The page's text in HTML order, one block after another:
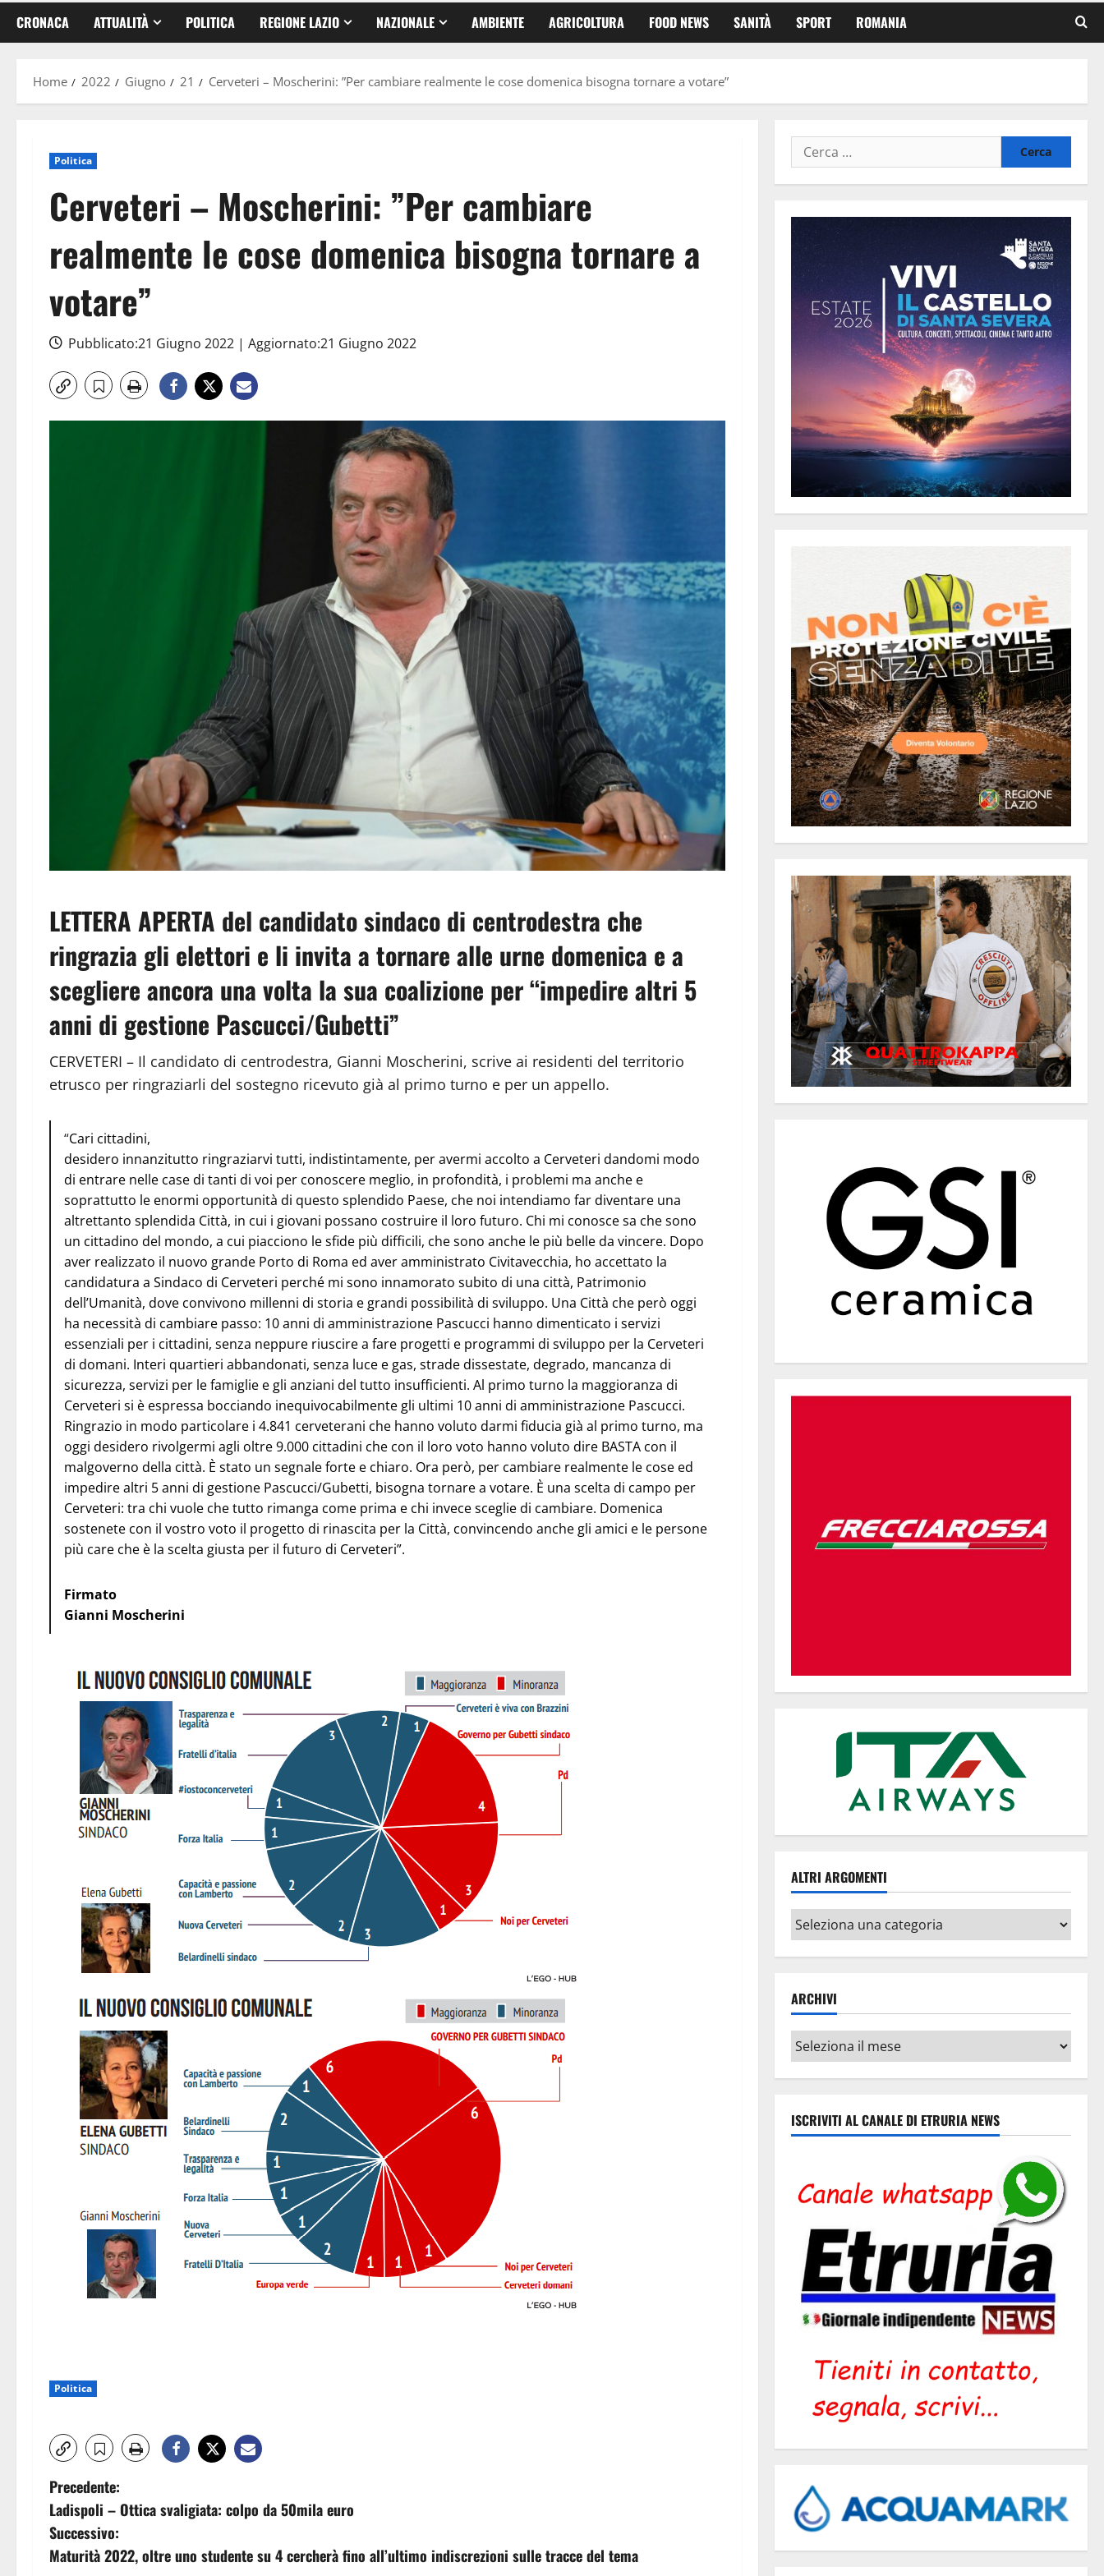
CRONACA ATTUALITÀ POLITICA REGIONE LAZIO NAZIONALE AMBIENTE AGRICOLTURA FOOD NEWS SANITÀ SPORT ROMANIA
Home 2022 Giugno 21 Cerveteri – Moscherini: ”Per cambiare realmente le cose domenica bisogna tornare a votare”
Politica
Cerveteri – Moscherini: ”Per cambiare
realmente le cose domenica bisogna tornare a
votare”
Pubblicato:21 Giugno 2022 | Aggiornato:21 Giugno 2022
LETTERA APERTA del candidato sindaco di centrodestra che
ringrazia gli elettori e li invita a tornare alle urne domenica e a
scegliere ancora una volta la sua coalizione per “impedire altri 5
anni di gestione Pascucci/Gubetti”
CERVETERI – Il candidato di centrodestra, Gianni Moscherini, scrive ai residenti del territorio
etrusco per ringraziarli del sostegno ricevuto già al primo turno e per un appello.
“Cari cittadini,
desidero innanzitutto ringraziarvi tutti, indistintamente, per avermi accolto a Cerveteri dandomi modo
di entrare nelle case di tanti di voi per conoscere meglio, in profondità, i problemi ma anche e
soprattutto le enormi opportunità di questo splendido Paese, che noi intendiamo far diventare una
altrettanto splendida Città, in cui i giovani possano costruire il loro futuro. Chi mi conosce sa che sono
un cittadino del mondo, a cui piacciono le sfide più difficili, che sono anche le più belle da vincere. Dopo
aver realizzato il nuovo grande Porto di Roma ed aver amministrato Civitavecchia, ho accettato la
candidatura a Sindaco di Cerveteri perché mi sono innamorato subito di una città, Patrimonio
dell’Umanità, dove convivono millenni di storia e grandi possibilità di sviluppo. Una Città che però oggi
ha necessità di cambiare passo: 10 anni di amministrazione Pascucci hanno dimenticato i servizi
essenziali per i cittadini, senza neppure riuscire a fare progetti e programmi di sviluppo per la Cerveteri
di domani. Interi quartieri abbandonati, senza luce e gas, strade dissestate, degrado, mancanza di
sicurezza, servizi per le famiglie e gli anziani del tutto insufficienti. Al primo turno la maggioranza di
Cerveteri si è espressa bocciando inequivocabilmente gli ultimi 10 anni di amministrazione Pascucci.
Ringrazio in modo particolare i 4.841 cerveterani che hanno voluto darmi fiducia già al primo turno, ma
oggi desidero rivolgermi agli oltre 9.000 cittadini che con il loro voto hanno voluto dire BASTA con il
malgoverno della città. È stato un segnale forte e chiaro. Ora però, per cambiare realmente le cose ed
impedire altri 5 anni di gestione Pascucci/Gubetti, bisogna tornare a votare. È una scelta di campo per
Cerveteri: tra chi vuole che tutto rimanga come prima e chi invece sceglie di cambiare. Domenica
sostenete con il vostro voto il progetto di rinascita per la Città, convincendo anche gli amici e le persone
più care che è la scelta giusta per il futuro di Cerveteri”.
Firmato
Gianni Moscherini
Politica
N
a
v
Precedente:
Ladispoli – Ottica svaligiata: colpo da 50mila euro
Successivo:
Maturità 2022, oltre uno studente su 4 cercherà fino all’ultimo indiscrezioni sulle tracce del tema
Ricerca
per:
ALTRI ARGOMENTI
Altri
argomenti
ARCHIVI
Archivi
ISCRIVITI AL CANALE DI ETRURIA NEWS